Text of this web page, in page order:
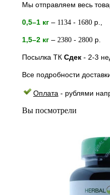
Мы отправляем весь
0,5–1 кг – 1134 - 1680 р.,
1,5–2 кг – 2380 - 2800 р.
Посылка ТК Сдек - 2-3
Все подробности
Оплата - рублями
Вы посмотрели